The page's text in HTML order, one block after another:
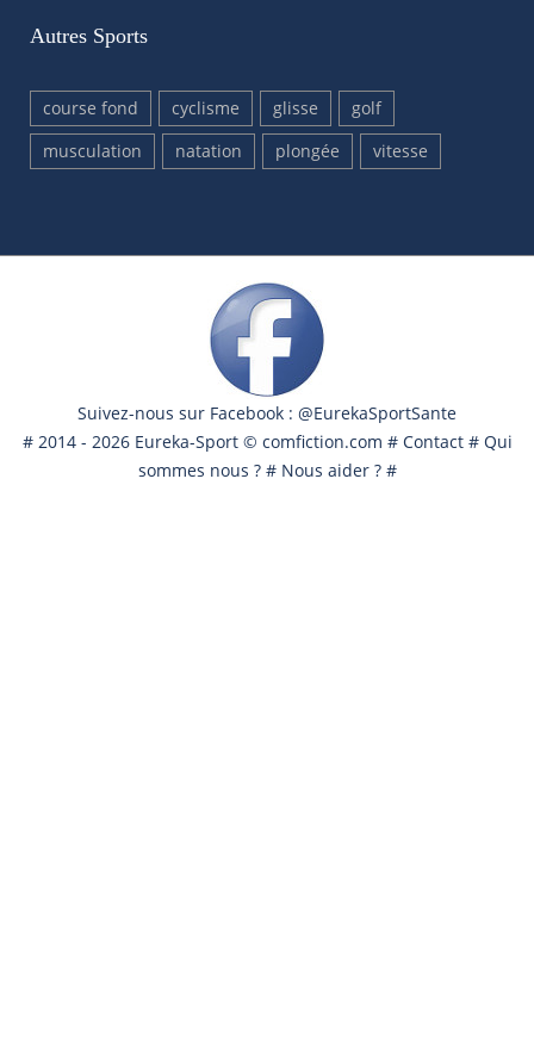
Autres Sports
course fond cyclisme glisse
golf
musculation
natation plongée vitesse
Suivez-nous sur Facebook : @EurekaSportSante
# 2014 - 2026 Eureka-Sport © comfiction.com # Contact# Qui
sommes nous ?# Nous aider ?#